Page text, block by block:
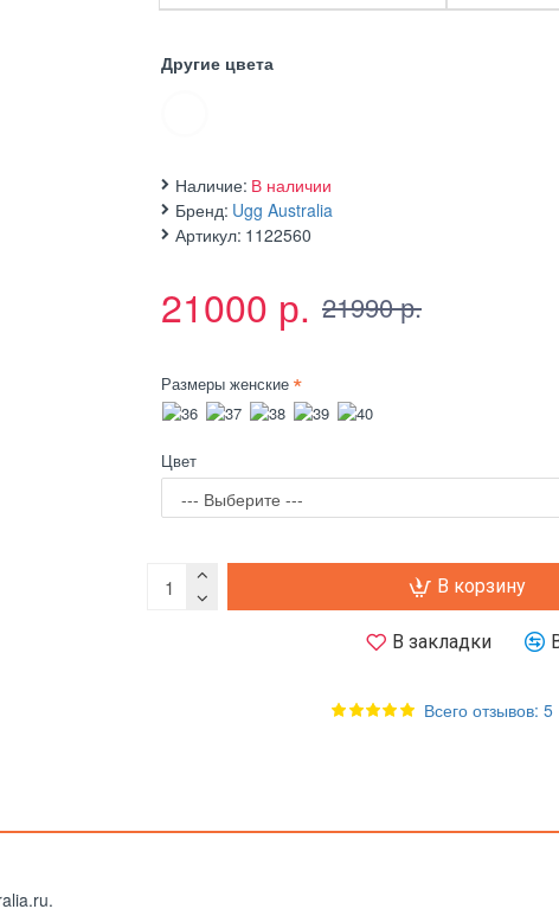
Другие цвета
Наличие: В наличии
Бренд: Ugg Australia
Артикул: 1122560
Всего отзывов: 5
21000 р. 21990 р.
Размеры женские
Цвет
В корзину
В закладки